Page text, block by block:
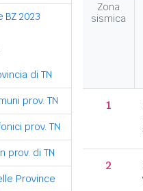
BZ 2023
di TN
prov. TN
prov. TN
prov. di TN
Province
Zona
sismica
1
2